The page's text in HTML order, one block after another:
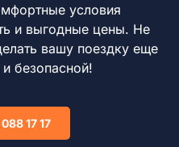
условия
и выгодные цены. Не
вашу поездку еще
безопасной!
17 17